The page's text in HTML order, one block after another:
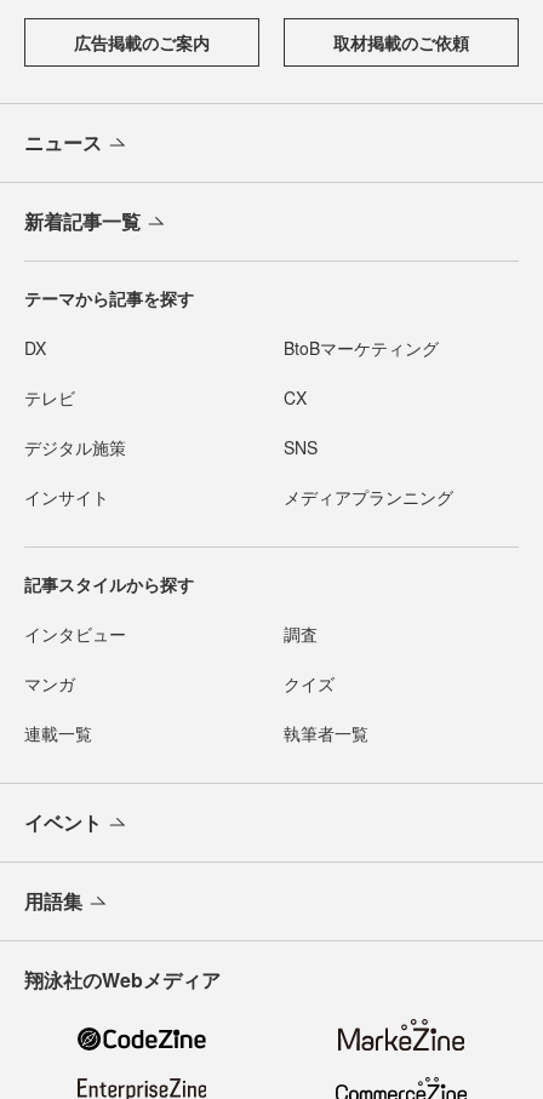
広告掲載のご案内 取材掲載のご依頼
ニュース
新着記事一覧
テーマから記事を探す
DX BtoBマーケティング
テレビ CX
デジタル施策 SNS
インサイト メディアプランニング
記事スタイルから探す
インタビュー 調査
マンガ クイズ
連載一覧 執筆者一覧
イベント
用語集
翔泳社のWebメディア